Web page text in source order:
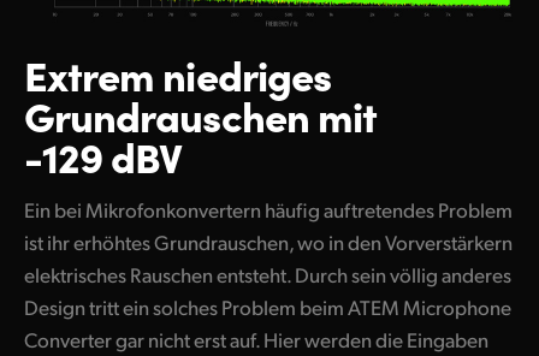
Extrem niedriges
Grundrauschen mit
-129 dBV
Ein bei Mikrofonkonvertern häufig auftretendes Problem
ist ihr erhöhtes Grundrauschen, wo in den Vorverstärkern
elektrisches Rauschen entsteht. Durch sein völlig anderes
Design tritt ein solches Problem beim ATEM Microphone
Converter gar nicht erst auf. Hier werden die Eingaben